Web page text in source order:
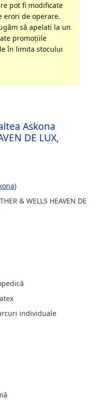
pot fi modificate
erori de operare.
să apelati la un
promoţiile
în limita stocului
Askona
DE LUX,
)
& WELLS HEAVEN DE
individuale